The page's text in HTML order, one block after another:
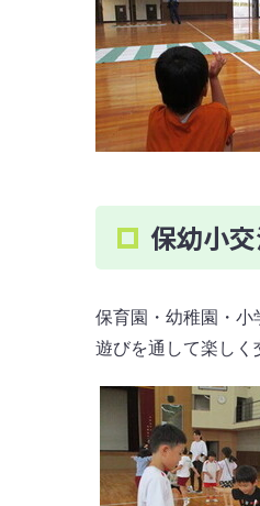
保幼小
保育園・幼稚園・小
遊びを通して楽しく